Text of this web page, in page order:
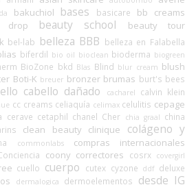
bakuchiol bases basicare bb creams
drop beauty school beauty tour
bel-lab belleza BBB belleza en Falabella
biferdil bio oil bioclean bioderma biogreen
BioZone bkd Blas Blind blur cream blush
Boti-K breuer bronzer brumas burt's bees
cabello dañado cacharel
calvin klein
cc creams celiaquía celimax celulitis cepage
cerave cetaphil chanel Cher chia graal china
clean beauty clinique
colágeno y
commonlabs
compras internacionales
coony correctores cosrx covergirl
cuello cuerpo cutex cyzone ddf deluxe
dermalogica dermoelementos desde IG